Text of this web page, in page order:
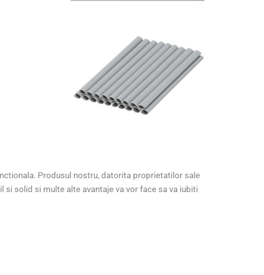
Produsul nostru, datorita proprietatilor sale
solid si multe alte avantaje va vor face sa va iubiti